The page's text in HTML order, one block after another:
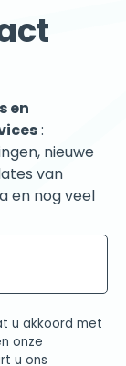
nieuwe
van
nog veel
onze
u ons
zich te allen